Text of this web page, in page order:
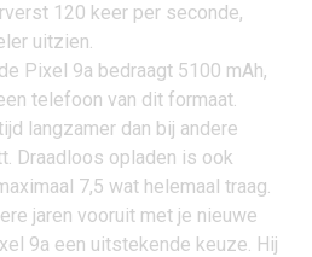
120 keer per seconde,
uitzien.
Pixel 9a bedraagt 5100 mAh,
telefoon van dit formaat.
langzamer dan bij andere
Draadloos opladen is ook
7,5 wat helemaal traag.
jaren vooruit met je nieuwe
9a een uitstekende keuze. Hij